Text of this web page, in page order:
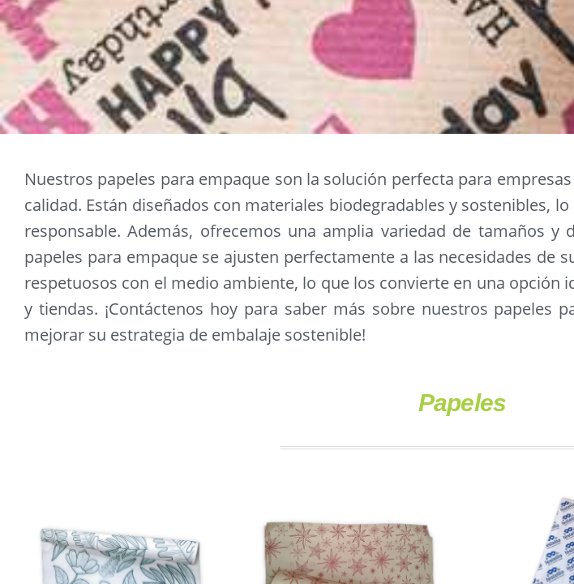
Nuestros papeles para empaque son la solución perfecta para
calidad. Están diseñados con materiales biodegradables y sostenibles,
responsable. Además, ofrecemos una amplia variedad de tamaños y
papeles para empaque se ajusten perfectamente a las necesidades de
respetuosos con el medio ambiente, lo que los convierte en una opción
y tiendas. ¡Contáctenos hoy para saber más sobre nuestros papeles
mejorar su estrategia de embalaje sostenible!
Papeles